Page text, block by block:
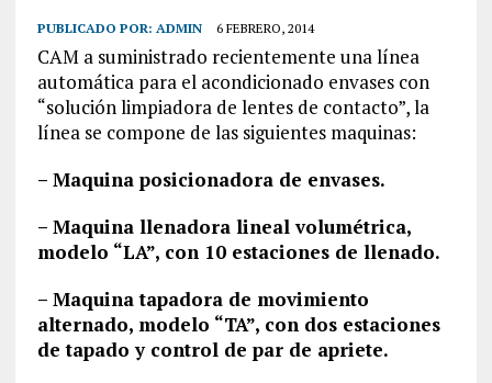
PUBLICADO POR: ADMIN 6 FEBRERO, 2014
CAM a suministrado recientemente una línea
automática para el acondicionado envases con
“solución limpiadora de lentes de contacto”, la
línea se compone de las siguientes maquinas:
– Maquina posicionadora de envases.
– Maquina llenadora lineal volumétrica,
modelo “LA”, con 10 estaciones de llenado.
– Maquina tapadora de movimiento
alternado, modelo “TA”, con dos estaciones
de tapado y control de par de apriete.